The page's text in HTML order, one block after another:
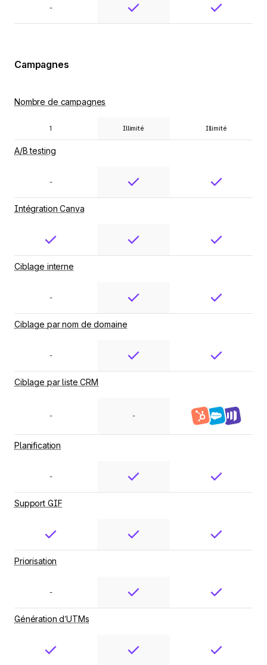
-
Campagnes
Nombre de campagnes
1 Illimité Illimité
A/B testing
-
Intégration Canva
Ciblage interne
-
Ciblage par nom de domaine
-
Ciblage par liste CRM
- -
Planification
-
Support GIF
Priorisation
-
Génération d’UTMs